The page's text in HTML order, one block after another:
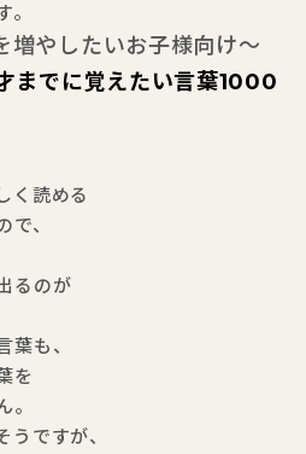
やしたいお子様向け～
までに覚えたい言葉1000
く読める
、
るのが
葉も、
を
。
うですが、